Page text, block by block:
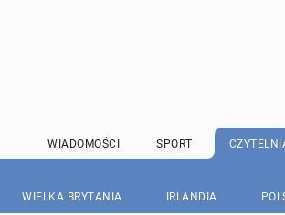
WIADOMOŚCI SPORT
WIELKA BRYTANIA IRLANDIA